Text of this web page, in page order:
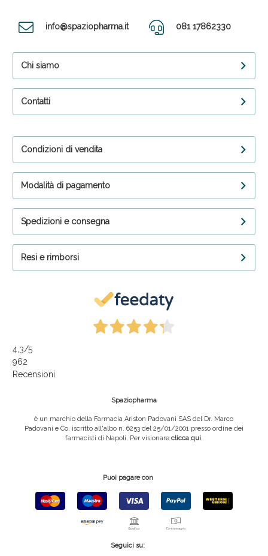
info@spaziopharma.it 081 17862330
Chi siamo
Contatti
Condizioni di vendita
Modalità di pagamento
Spedizioni e consegna
Resi e rimborsi
4,3/5
962
Recensioni
Spaziopharma
è un marchio della Farmacia Ariston Padovani SAS del Dr. Marco
Padovani e Co, iscritto all'albo n. 6253 del 25/01/2001 presso ordine dei
farmacisti di Napoli. Per visionare clicca qui.
Puoi pagare con
Seguici su: